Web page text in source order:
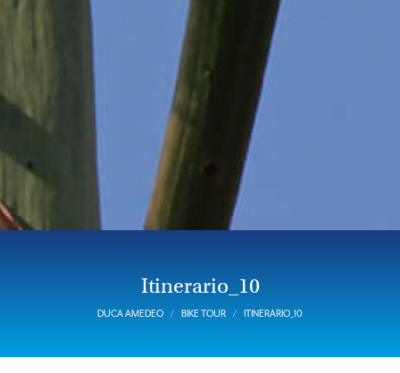
Itinerario_10
DUCA AMEDEO BIKE TOUR ITINERARIO_10